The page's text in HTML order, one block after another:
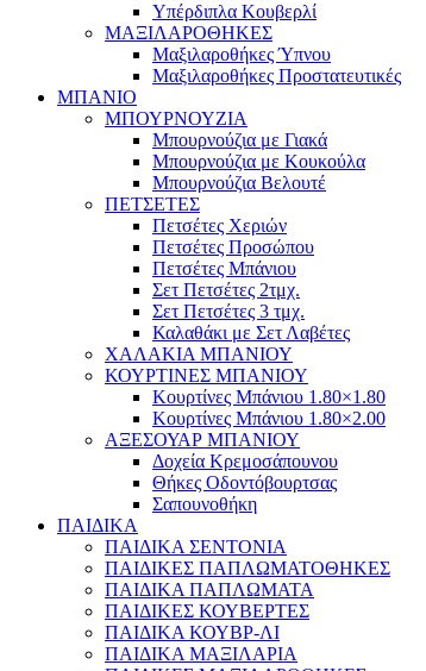
Υπέρδιπλα Κουβερλί
ΜΑΞΙΛΑΡΟΘΗΚΕΣ
Μαξιλαροθήκες Ύπνου
Μαξιλαροθήκες Προστατευτικές
ΜΠΑΝΙΟ
ΜΠΟΥΡΝΟΥΖΙΑ
Μπουρνούζια με Γιακά
Μπουρνούζια με Κουκούλα
Μπουρνούζια Βελουτέ
ΠΕΤΣΕΤΕΣ
Πετσέτες Χεριών
Πετσέτες Προσώπου
Πετσέτες Μπάνιου
Σετ Πετσέτες 2τμχ.
Σετ Πετσέτες 3 τμχ.
Καλαθάκι με Σετ Λαβέτες
ΧΑΛΑΚΙΑ ΜΠΑΝΙΟΥ
ΚΟΥΡΤΙΝΕΣ ΜΠΑΝΙΟΥ
Κουρτίνες Μπάνιου 1.80×1.80
Κουρτίνες Μπάνιου 1.80×2.00
ΑΞΕΣΟΥΑΡ ΜΠΑΝΙΟΥ
Δοχεία Κρεμοσάπουνου
Θήκες Οδοντόβουρτσας
Σαπουνοθήκη
ΠΑΙΔΙΚΑ
ΠΑΙΔΙΚΑ ΣΕΝΤΟΝΙΑ
ΠΑΙΔΙΚΕΣ ΠΑΠΛΩΜΑΤΟΘΗΚΕΣ
ΠΑΙΔΙΚΑ ΠΑΠΛΩΜΑΤΑ
ΠΑΙΔΙΚΕΣ ΚΟΥΒΕΡΤΕΣ
ΠΑΙΔΙΚΑ ΚΟΥΒΡ-ΛΙ
ΠΑΙΔΙΚΑ ΜΑΞΙΛΑΡΙΑ